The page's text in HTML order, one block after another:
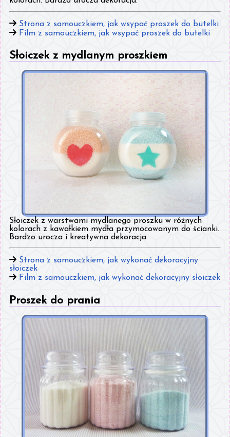
Strona z samouczkiem, jak wsypać proszek do butelki
Film z samouczkiem, jak wsypać proszek do butelki
Słoiczek z mydlanym proszkiem
Słoiczek z warstwami mydlanego proszku w różnych
kolorach z kawałkiem mydła przymocowanym do ścianki.
Bardzo urocza i kreatywna dekoracja.
Strona z samouczkiem, jak wykonać dekoracyjny
słoiczek
Film z samouczkiem, jak wykonać dekoracyjny słoiczek
Proszek do prania